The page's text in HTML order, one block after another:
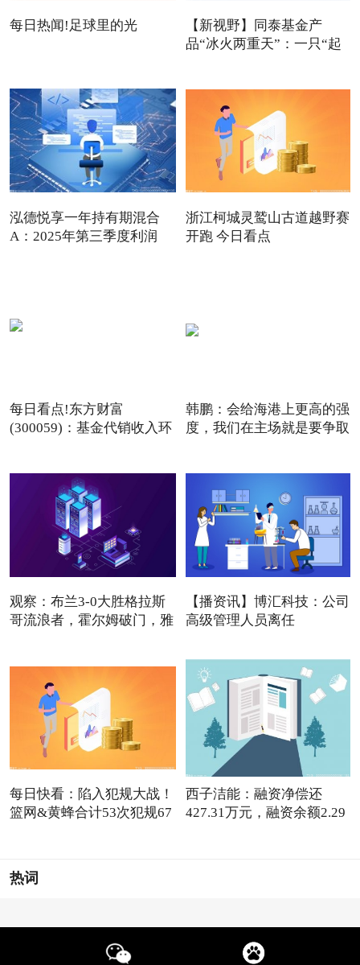
每日热闻!足球里的光
【新视野】同泰基金产
品“冰火两重天”：一只“起
泓德悦享一年持有期混合
A：2025年第三季度利润
浙江柯城灵鹫山古道越野赛
开跑 今日看点
每日看点!东方财富
(300059)：基金代销收入环
韩鹏：会给海港上更高的强
度，我们在主场就是要争取
观察：布兰3-0大胜格拉斯
哥流浪者，霍尔姆破门，雅
【播资讯】博汇科技：公司
高级管理人员离任
每日快看：陷入犯规大战！
篮网&黄蜂合计53次犯规67
西子洁能：融资净偿还
427.31万元，融资余额2.29
热词